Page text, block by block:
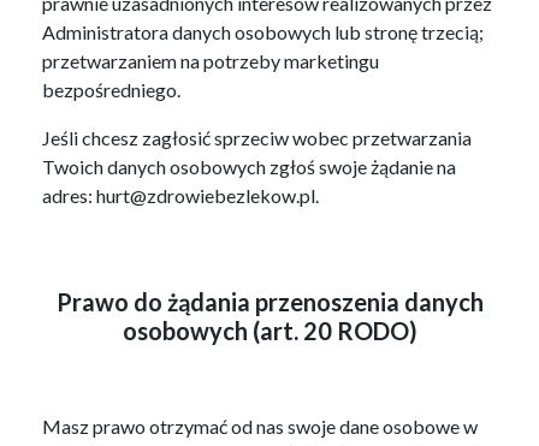
Administratora danych osobowych lub stronę trzecią;
przetwarzaniem na potrzeby marketingu
bezpośredniego.
Jeśli chcesz zagłosić sprzeciw wobec przetwarzania
Twoich danych osobowych zgłoś swoje żądanie na
adres: hurt@zdrowiebezlekow.pl.
Prawo do żądania przenoszenia danych
osobowych (art. 20 RODO)
Masz prawo otrzymać od nas swoje dane osobowe w